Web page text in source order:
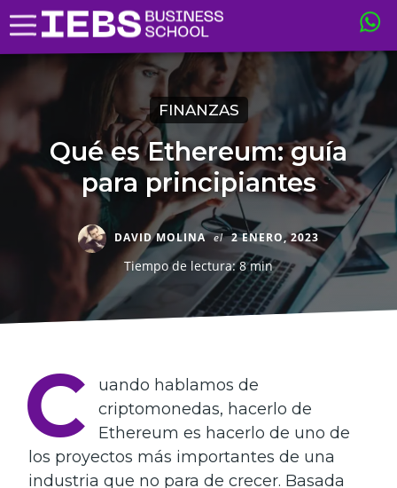
FINANZAS
Qué es Ethereum: guía
para principiantes
DAVID MOLINA el 2 ENERO, 2023
Tiempo de lectura: 8 min
C
uando hablamos de
criptomonedas, hacerlo de
Ethereum es hacerlo de uno de
los proyectos más importantes de una
industria que no para de crecer. Basada